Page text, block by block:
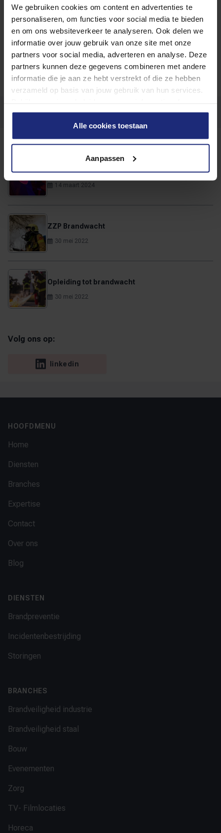
We gebruiken cookies om content en advertenties te
personaliseren, om functies voor social media te bieden
en om ons websiteverkeer te analyseren. Ook delen we
informatie over jouw gebruik van onze site met onze
partners voor social media, adverteren en analyse. Deze
partners kunnen deze gegevens combineren met andere
informatie die je aan ze hebt verstrekt of die ze hebben
verzameld op basis van jouw gebruik van hun services.
cookiebeleid om je cookievoorkeuren aan te passen.
Alle cookies toestaan
Aanpassen
direct! Wij hebbenverschillende vacatures voor
Rijksgediplomeerde brandwachtenopen staan door geheel
Terug naar het overzicht
Overige artikelen:
Wat is een brandwacht?
14 maart 2024
ZZP Brandwacht
30 mei 2022
Opleiding tot brandwacht
30 mei 2022
Volg ons op:
linkedin
HOOFDMENU
Home
Diensten
Branches
Expertise
Contact
Over ons
Blog
DIENSTEN
Brandpreventie
Incidentenbestrijding
Storingen
BRANCHES
Brandveiligheid industrie
Brandveiligheid staal
Bouw
Evenementen
Zorg
TV- Filmlocaties
Horeca